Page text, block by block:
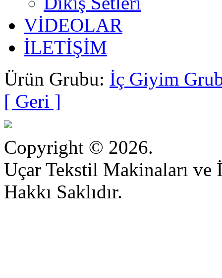
VİDEOLAR
İLETİŞİM
Ürün Grubu: İç Giyim
[ Geri ]
Copyright © 2026.
Uçar Tekstil Makinaları ve
Hakkı Saklıdır.